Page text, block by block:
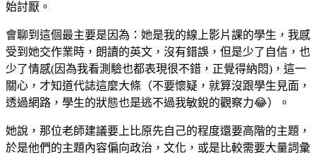
始討厭。
會聊到這個最主要是因為：她是我的線上影片課的學生，我感
受到她交作業時，朗讀的英文，沒有錯誤，但是少了自信，也
少了情感(因為我看測驗也都表現很不錯，正覺得納悶)，這一
關心，才知道代誌這麼大條（不要懷疑，就算沒跟學生見面，
透過網路，學生的狀態也是逃不過我敏銳的觀察力😂）。
她說，那位老師建議要上比原先自己的程度還要高階的主題，
於是他們的主題內容偏向政治，文化，或是比較需要大量詞彙